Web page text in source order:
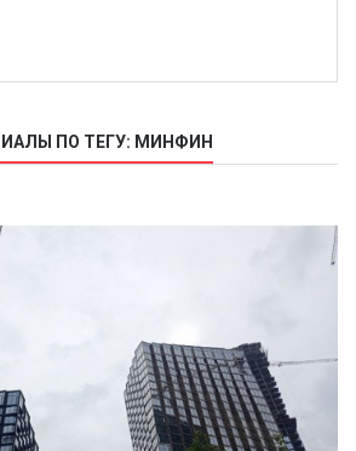
ПО ТЕГУ: МИНФИН